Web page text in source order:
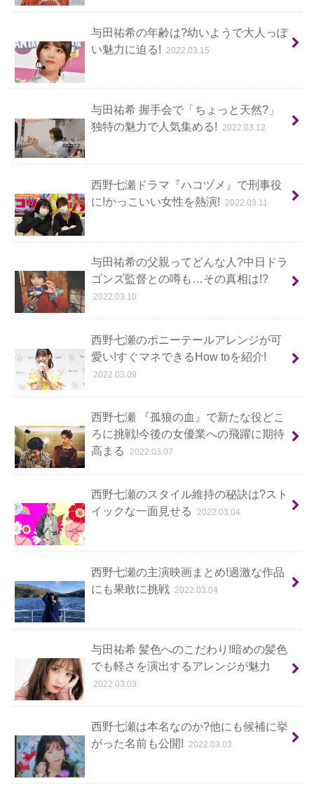
与田祐希の年齢は?幼いようで大人っぽ
い魅力に迫る!
2022.03.15
与田祐希 握手会で「ちょっと天然?」
独特の魅力で人気集める!
2022.03.12
西野七瀬ドラマ『ハコヅメ』で刑事役
に!かっこいい女性を熱演!
2022.03.11
与田祐希の父親ってどんな人?中日ドラ
ゴンズ監督との噂も…その真相は!?
2022.03.10
西野七瀬のポニーテールアレンジが可
愛い!すぐマネできるHow toを紹介!
2022.03.09
西野七瀬 『孤狼の血』で新たな役どこ
ろに挑戦!今後の女優業への飛躍に期待
高まる
2022.03.07
西野七瀬のスタイル維持の秘訣は?スト
イックな一面見せる
2022.03.04
西野七瀬の主演映画まとめ!過激な作品
にも果敢に挑戦
2022.03.04
与田祐希 髪色へのこだわり!暗めの髪色
でも軽さを演出するアレンジが魅力
2022.03.03
西野七瀬は本名なのか?他にも候補に挙
がった名前も公開!
2022.03.03